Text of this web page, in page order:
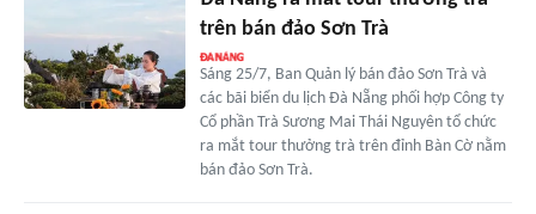
trên bán đảo Sơn Trà
Sáng 25/7, Ban Quản lý bán đảo Sơn Trà và
các bãi biển du lịch Đà Nẵng phối hợp Công ty
Cổ phần Trà Sương Mai Thái Nguyên tổ chức
ra mắt tour thưởng trà trên đỉnh Bàn Cờ nằm
bán đảo Sơn Trà.